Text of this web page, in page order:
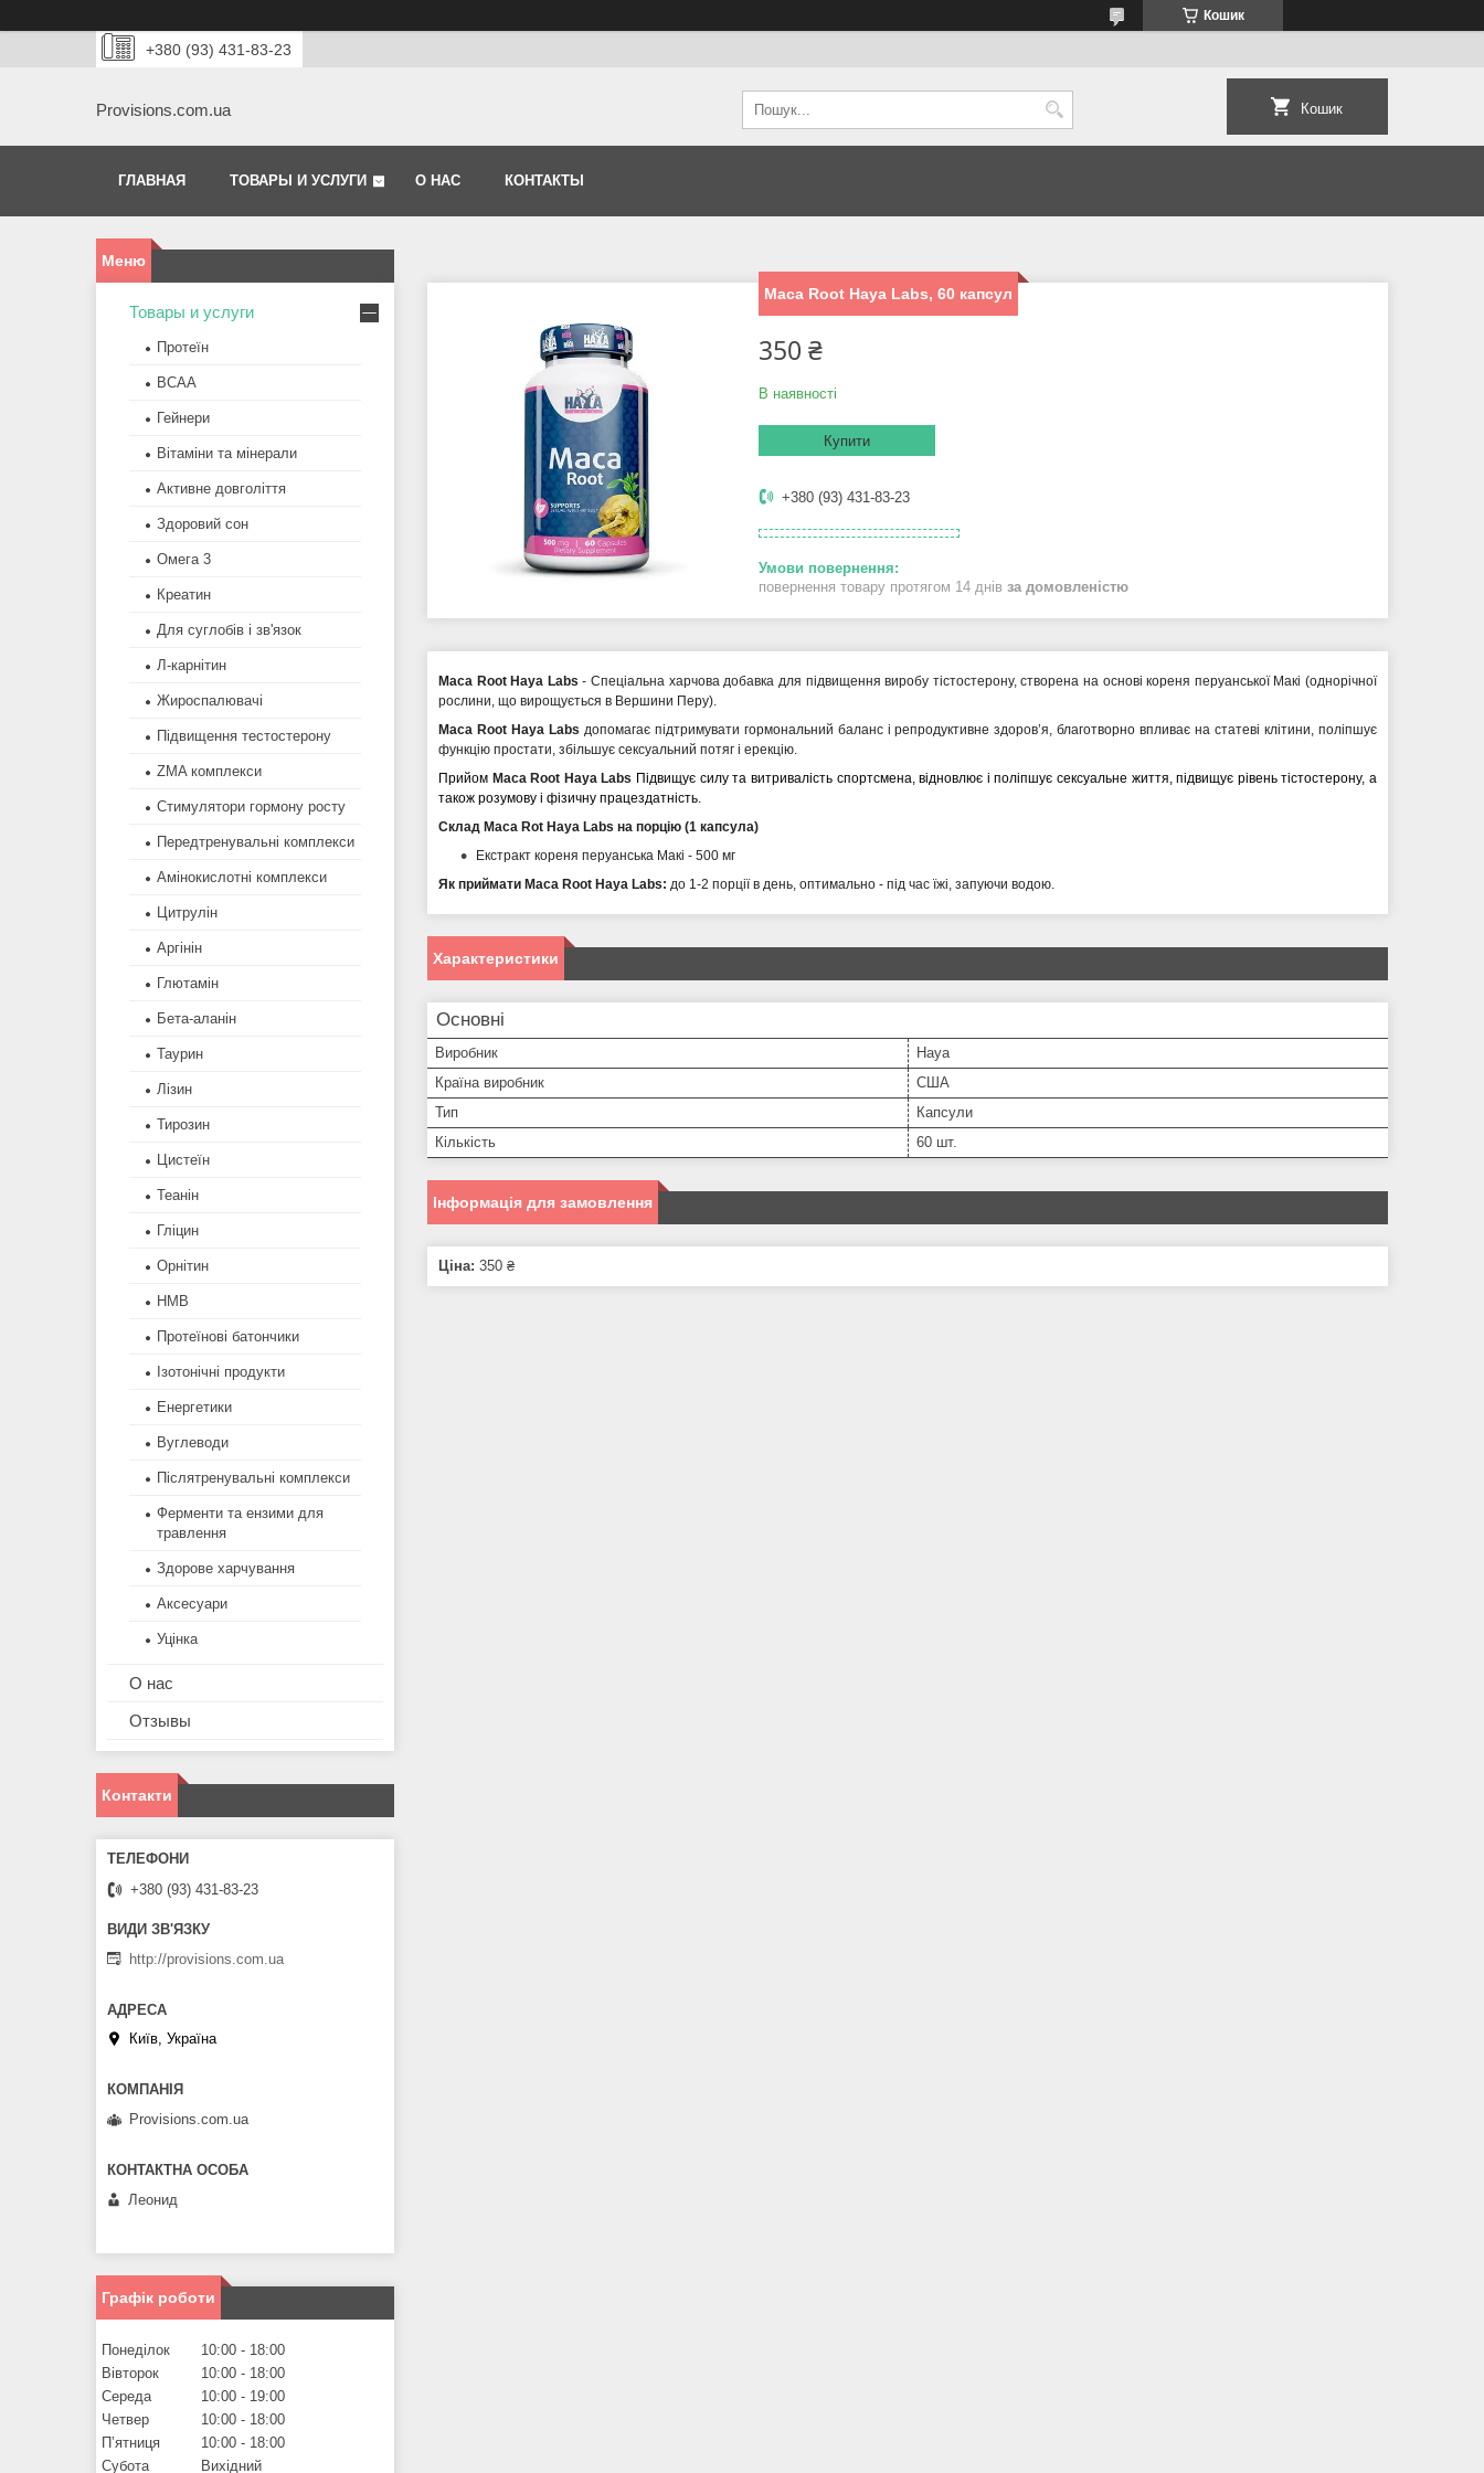
Кошик
+380 (93) 431-83-23
Provisions.com.ua Кошик
ГЛАВНАЯ ТОВАРЫ И УСЛУГИ О НАС КОНТАКТЫ
Maca Root Haya Labs, 60 капсул
350 ₴
В наявності
Купити
+380 (93) 431-83-23
повернення товару протягом 14 днів за домовленістю
Maca Root Haya Labs - Спеціальна харчова добавка для підвищення виробу тістостерону, створена на основі кореня перуанської Макі (однорічної
рослини, що вирощується в Вершини Перу).
Maca Root Haya Labs допомагає підтримувати гормональний баланс і репродуктивне здоров’я, благотворно впливає на статеві клітини, поліпшує
функцію простати, збільшує сексуальний потяг і ерекцію.
Прийом Maca Root Haya Labs Підвищує силу та витривалість спортсмена, відновлює і поліпшує сексуальне життя, підвищує рівень тістостерону, а
також розумову і фізичну працездатність.
Склад Maca Rot Haya Labs на порцію (1 капсула)
Екстракт кореня перуанська Макі - 500 мг
Як приймати Maca Root Haya Labs: до 1-2 порції в день, оптимально - під час їжі, запуючи водою.
Характеристики
Основні
Виробник
Haya
Країна виробник
США
Тип
Капсули
Кількість
60 шт.
Інформація для замовлення
Ціна: 350 ₴
Товары и услуги
Протеїн
BCAA
Гейнери
Вітаміни та мінерали
Активне довголіття
Здоровий сон
Омега 3
Креатин
Для суглобів і зв'язок
Л-карнітин
Жироспалювачі
Підвищення тестостерону
ZMA комплекси
Стимулятори гормону росту
Передтренувальні комплекси
Амінокислотні комплекси
Цитрулін
Аргінін
Глютамін
Бета-аланін
Таурин
Лізин
Тирозин
Цистеїн
Теанін
Гліцин
Орнітин
HMB
Протеїнові батончики
Ізотонічні продукти
Енергетики
Вуглеводи
Післятренувальні комплекси
Ферменти та ензими для
травлення
Здорове харчування
Аксесуари
Уцінка
О нас
Отзывы
Контакти
+380 (93) 431-83-23
http://provisions.com.ua
Київ, Україна
Provisions.com.ua
Леонид
Графік роботи
Понеділок 10:00
18:00
Вівторок
10:00
18:00
Середа
10:00
19:00
Четвер
10:00
18:00
Пʼятниця
10:00
18:00
Субота
Вихідний